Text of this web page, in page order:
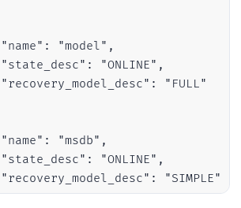
"model",
"ONLINE",
"FULL"
"msdb",
"ONLINE",
"SIMPLE"